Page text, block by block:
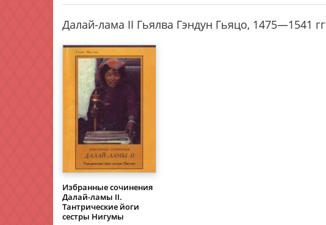
Далай-лама II Гьялва Гэндун Гьяцо, 1475—1541 гг
Избранные сочинения
Далай-ламы II.
Тантрические йоги
сестры Нигумы